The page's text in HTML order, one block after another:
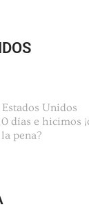
Unidos
días e hicimos
pena?